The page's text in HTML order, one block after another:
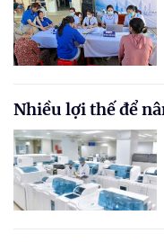
Nhiều lợi thế để